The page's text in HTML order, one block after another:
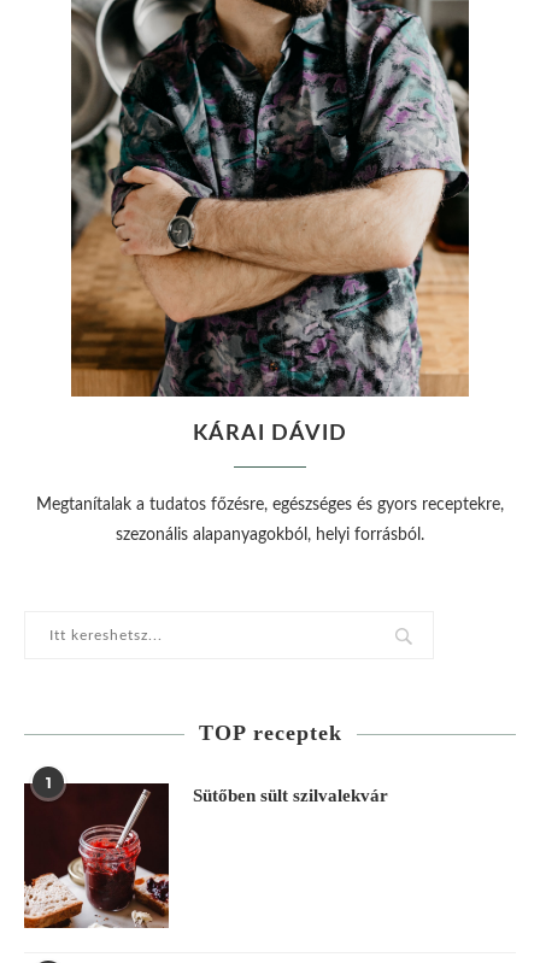
KÁRAI DÁVID
Megtanítalak a tudatos főzésre, egészséges és gyors receptekre,
szezonális alapanyagokból, helyi forrásból.
TOP receptek
1
Sütőben sült szilvalekvár